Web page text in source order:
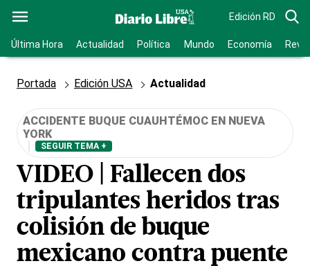
Edición RD
Última Hora Actualidad Política Mundo Economía
Portada Edición USA Actualidad
ACCIDENTE BUQUE CUAUHTÉMOC EN NUEVA
YORK
SEGUIR TEMA +
VIDEO | Fallecen dos
tripulantes heridos tras
colisión de buque
mexicano contra puente